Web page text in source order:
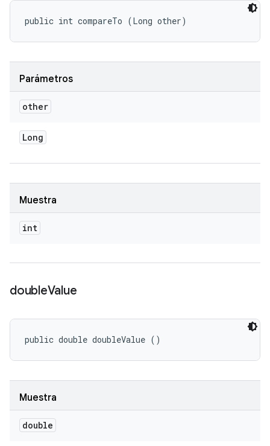
public int compareTo (Long other)
Parámetros
other
Long
Muestra
int
doubleValue
public double doubleValue ()
Muestra
double